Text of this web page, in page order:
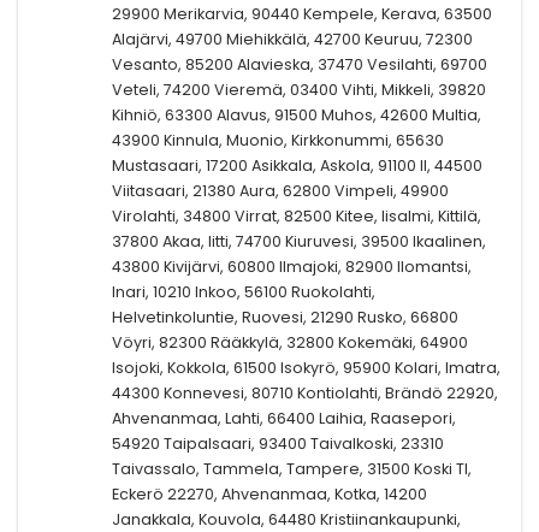
29900 Merikarvia, 90440 Kempele, Kerava, 63500
Alajärvi, 49700 Miehikkälä, 42700 Keuruu, 72300
Vesanto, 85200 Alavieska, 37470 Vesilahti, 69700
Veteli, 74200 Vieremä, 03400 Vihti, Mikkeli, 39820
Kihniö, 63300 Alavus, 91500 Muhos, 42600 Multia,
43900 Kinnula, Muonio, Kirkkonummi, 65630
Mustasaari, 17200 Asikkala, Askola, 91100 II, 44500
Viitasaari, 21380 Aura, 62800 Vimpeli, 49900
Virolahti, 34800 Virrat, 82500 Kitee, Iisalmi, Kittilä,
37800 Akaa, Iitti, 74700 Kiuruvesi, 39500 Ikaalinen,
43800 Kivijärvi, 60800 Ilmajoki, 82900 Ilomantsi,
Inari, 10210 Inkoo, 56100 Ruokolahti,
Helvetinkoluntie, Ruovesi, 21290 Rusko, 66800
Vöyri, 82300 Rääkkylä, 32800 Kokemäki, 64900
Isojoki, Kokkola, 61500 Isokyrö, 95900 Kolari, Imatra,
44300 Konnevesi, 80710 Kontiolahti, Brändö 22920,
Ahvenanmaa, Lahti, 66400 Laihia, Raasepori,
54920 Taipalsaari, 93400 Taivalkoski, 23310
Taivassalo, Tammela, Tampere, 31500 Koski Tl,
Eckerö 22270, Ahvenanmaa, Kotka, 14200
Janakkala, Kouvola, 64480 Kristiinankaupunki,